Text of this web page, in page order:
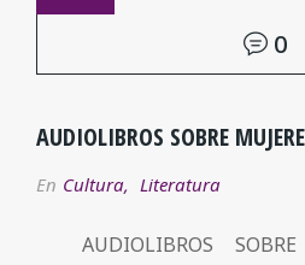
0
AUDIOLIBROS SOBRE
En Cultura, Literatura
AUDIOLIBROS SOBRE